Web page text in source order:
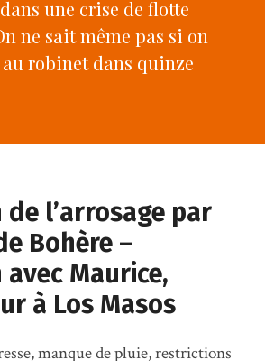
une crise de flotte
ne sait même pas si on
robinet dans quinze
l’arrosage par
Bohère –
Maurice,
à Los Masos
manque de pluie, restrictions